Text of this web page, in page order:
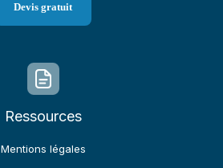
Devis gratuit
Ressources
Mentions légales